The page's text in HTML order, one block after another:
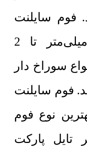
فوم سایلنت
در ضخامت های 1.5 میلی‌متر تا 2
سوراخ دار
فوم سایلنت
نوع فوم
تایل پارکت